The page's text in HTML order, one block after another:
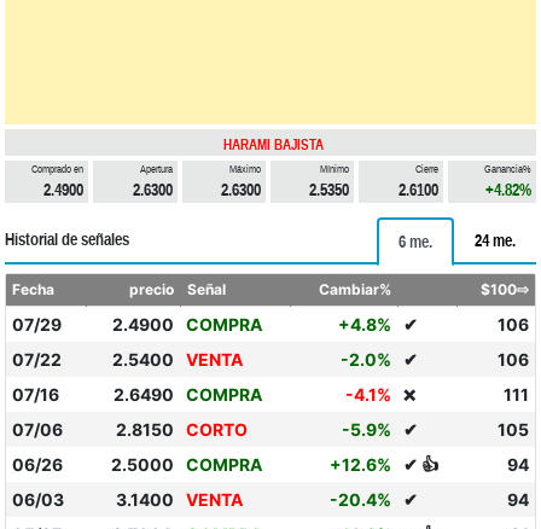
HARAMI BAJISTA
Comprado en
2.4900
Apertura
2.6300
Máximo
2.6300
Mínimo
2.5350
Cierre
2.6100
Ganancia%
+4.82%
Historial de señales 6 me. 24 me.
Fecha precio Señal Cambiar% $100⇨
07/29 2.4900 COMPRA +4.8% ✔
106
07/22
2.5400 VENTA -2.0% ✔
106
07/16
2.6490 COMPRA -4.1% ❌
111
07/06
2.8150 CORTO -5.9% ✔
105
06/26
2.5000 COMPRA +12.6% ✔ 👍
94
06/03
3.1400 VENTA -20.4% ✔
94